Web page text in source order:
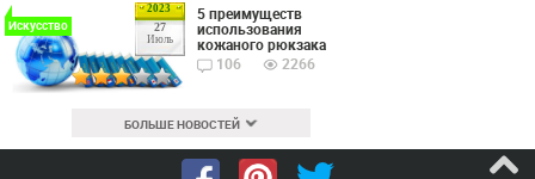
2023
27
Июль
Искусство
5 преимуществ
использования
кожаного рюкзака
106
2266
БОЛЬШЕ НОВОСТЕЙ